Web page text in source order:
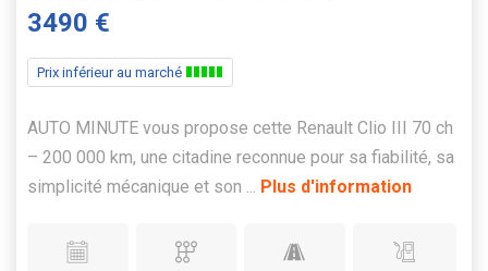
3490 €
Prix inférieur au marché
AUTO MINUTE vous propose cette Renault Clio III 70 ch
– 200 000 km, une citadine reconnue pour sa fiabilité, sa
simplicité mécanique et son ... Plus d'information